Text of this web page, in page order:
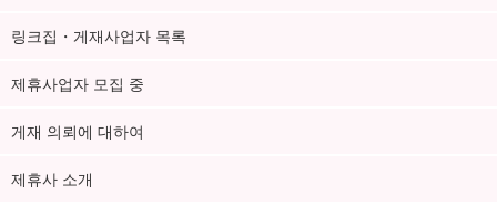
링크집・게재사업자 목록
제휴사업자 모집 중
게재 의뢰에 대하여
제휴사 소개